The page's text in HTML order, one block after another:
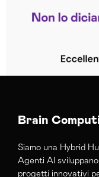
Trustpilot
Brain
Siamo una Hybrid
Agenti AI
progetti innovativi